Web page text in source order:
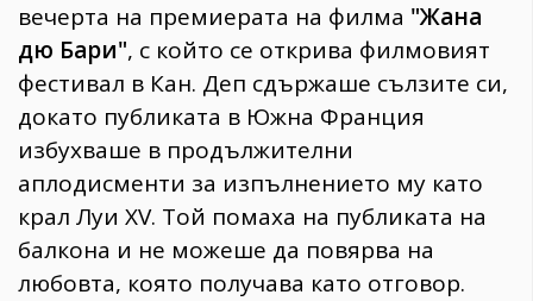
вечерта на премиерата на филма "Жана
дю Бари", с който се открива филмовият
фестивал в Кан. Деп сдържаше сълзите си,
докато публиката в Южна Франция
избухваше в продължителни
аплодисменти за изпълнението му като
крал Луи XV. Той помаха на публиката на
балкона и не можеше да повярва на
любовта, която получава като отговор.